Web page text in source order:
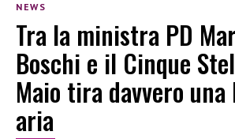
NEWS
Tra la ministra PD
Boschi e il Cinque
Maio tira davvero
aria